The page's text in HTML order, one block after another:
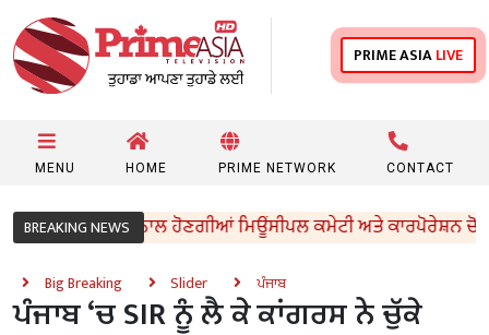
PRIME ASIALIVE
MENU HOME PRIME NETWORK CONTACT
BREAKING NEWS
ਤੇ ਇਮਾਨਦਾਰੀ ਨਾਲ ਹੋਣਗੀਆਂ ਮਿਊਂਸੀਪਲ ਕਮੇਟੀ ਅਤੇ ਕਾਰਪੋਰੇਸ਼ਨ ਚੋਣਾਂ :
Big Breaking Slider ਪੰਜਾਬ
ਪੰਜਾਬ ‘ਚ SIR ਨੂੰ ਲੈ ਕੇ ਕਾਂਗਰਸ ਨੇ ਚੁੱਕੇ